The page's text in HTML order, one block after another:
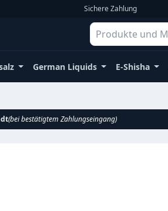
Sichere Zahlung
German Liquids E-Shisha
(bei bestätigtem Zahlungseingang)